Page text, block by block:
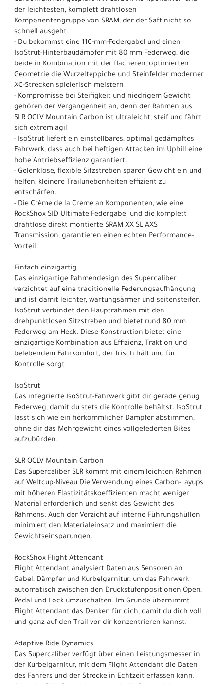
der leichtesten, komplett drahtlosen
Komponentengruppe von SRAM, der der Saft nicht so
schnell ausgeht.
- Du bekommst eine 110-mm-Federgabel und einen
IsoStrut-Hinterbaudämpfer mit 80 mm Federweg, die
beide in Kombination mit der flacheren, optimierten
Geometrie die Wurzelteppiche und Steinfelder moderner
XC-Strecken spielerisch meistern
- Kompromisse bei Steifigkeit und niedrigem Gewicht
gehören der Vergangenheit an, denn der Rahmen aus
SLR OCLV Mountain Carbon ist ultraleicht, steif und fährt
sich extrem agil
- IsoStrut liefert ein einstellbares, optimal gedämpftes
Fahrwerk, dass auch bei heftigen Attacken im Uphill eine
hohe Antriebseffizienz garantiert.
- Gelenklose, flexible Sitzstreben sparen Gewicht ein und
helfen, kleinere Trailunebenheiten effizient zu
entschärfen.
- Die Crème de la Crème an Komponenten, wie eine
RockShox SID Ultimate Federgabel und die komplett
drahtlose direkt montierte SRAM XX SL AXS
Transmission, garantieren einen echten Performance-
Vorteil
Einfach einzigartig
Das einzigartige Rahmendesign des Supercaliber
verzichtet auf eine traditionelle Federungsaufhängung
und ist damit leichter, wartungsärmer und seitensteifer.
IsoStrut verbindet den Hauptrahmen mit den
drehpunktlosen Sitzstreben und bietet rund 80 mm
Federweg am Heck. Diese Konstruktion bietet eine
einzigartige Kombination aus Effizienz, Traktion und
belebendem Fahrkomfort, der frisch hält und für
Kontrolle sorgt.
IsoStrut
Das integrierte IsoStrut-Fahrwerk gibt dir gerade genug
Federweg, damit du stets die Kontrolle behältst. IsoStrut
lässt sich wie ein herkömmlicher Dämpfer abstimmen,
ohne dir das Mehrgewicht eines vollgefederten Bikes
aufzubürden.
SLR OCLV Mountain Carbon
Das Supercaliber SLR kommt mit einem leichten Rahmen
auf Weltcup-Niveau Die Verwendung eines Carbon-Layups
mit höheren Elastizitätskoeffizienten macht weniger
Material erforderlich und senkt das Gewicht des
Rahmens. Auch der Verzicht auf interne Führungshüllen
minimiert den Materialeinsatz und maximiert die
Gewichtseinsparungen.
RockShox Flight Attendant
Flight Attendant analysiert Daten aus Sensoren an
Gabel, Dämpfer und Kurbelgarnitur, um das Fahrwerk
automatisch zwischen den Druckstufenpositionen Open,
Pedal und Lock umzuschalten. Im Grunde übernimmt
Flight Attendant das Denken für dich, damit du dich voll
und ganz auf den Trail vor dir konzentrieren kannst.
Adaptive Ride Dynamics
Das Supercaliber verfügt über einen Leistungsmesser in
der Kurbelgarnitur, mit dem Flight Attendant die Daten
des Fahrers und der Strecke in Echtzeit erfassen kann.